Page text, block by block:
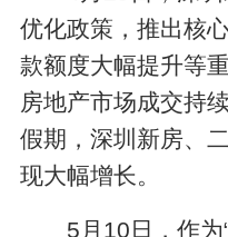
优化政策，推出核
款额度大幅提升等
房地产市场成交持
假期，深圳新房、
现大幅增长。
5月10日，作为